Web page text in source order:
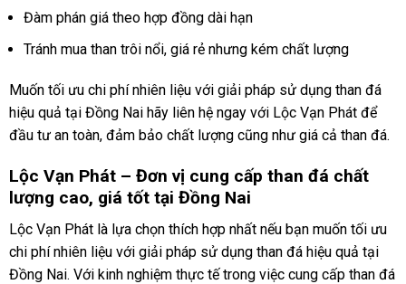
Đàm phán giá theo hợp đồng dài hạn
Tránh mua than trôi nổi, giá rẻ nhưng kém chất lượng
Muốn tối ưu chi phí nhiên liệu với giải pháp sử dụng than đá
hiệu quả tại Đồng Nai hãy liên hệ ngay với Lộc Vạn Phát để
đầu tư an toàn, đảm bảo chất lượng cũng như giá cả than đá.
Lộc Vạn Phát – Đơn vị cung cấp than đá chất
lượng cao, giá tốt tại Đồng Nai
Lộc Vạn Phát là lựa chọn thích hợp nhất nếu bạn muốn tối ưu
chi phí nhiên liệu với giải pháp sử dụng than đá hiệu quả tại
Đồng Nai. Với kinh nghiệm thực tế trong việc cung cấp than đá